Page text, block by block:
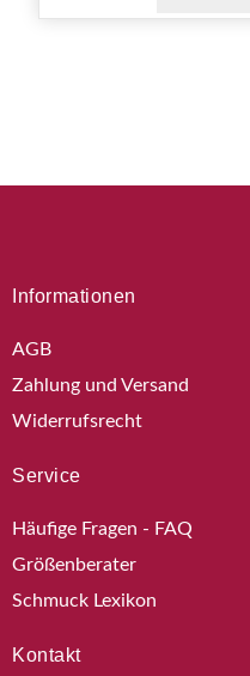
Informationen
AGB
Zahlung und Versand
Widerrufsrecht
Service
Häufige Fragen - FAQ
Größenberater
Schmuck Lexikon
Kontakt